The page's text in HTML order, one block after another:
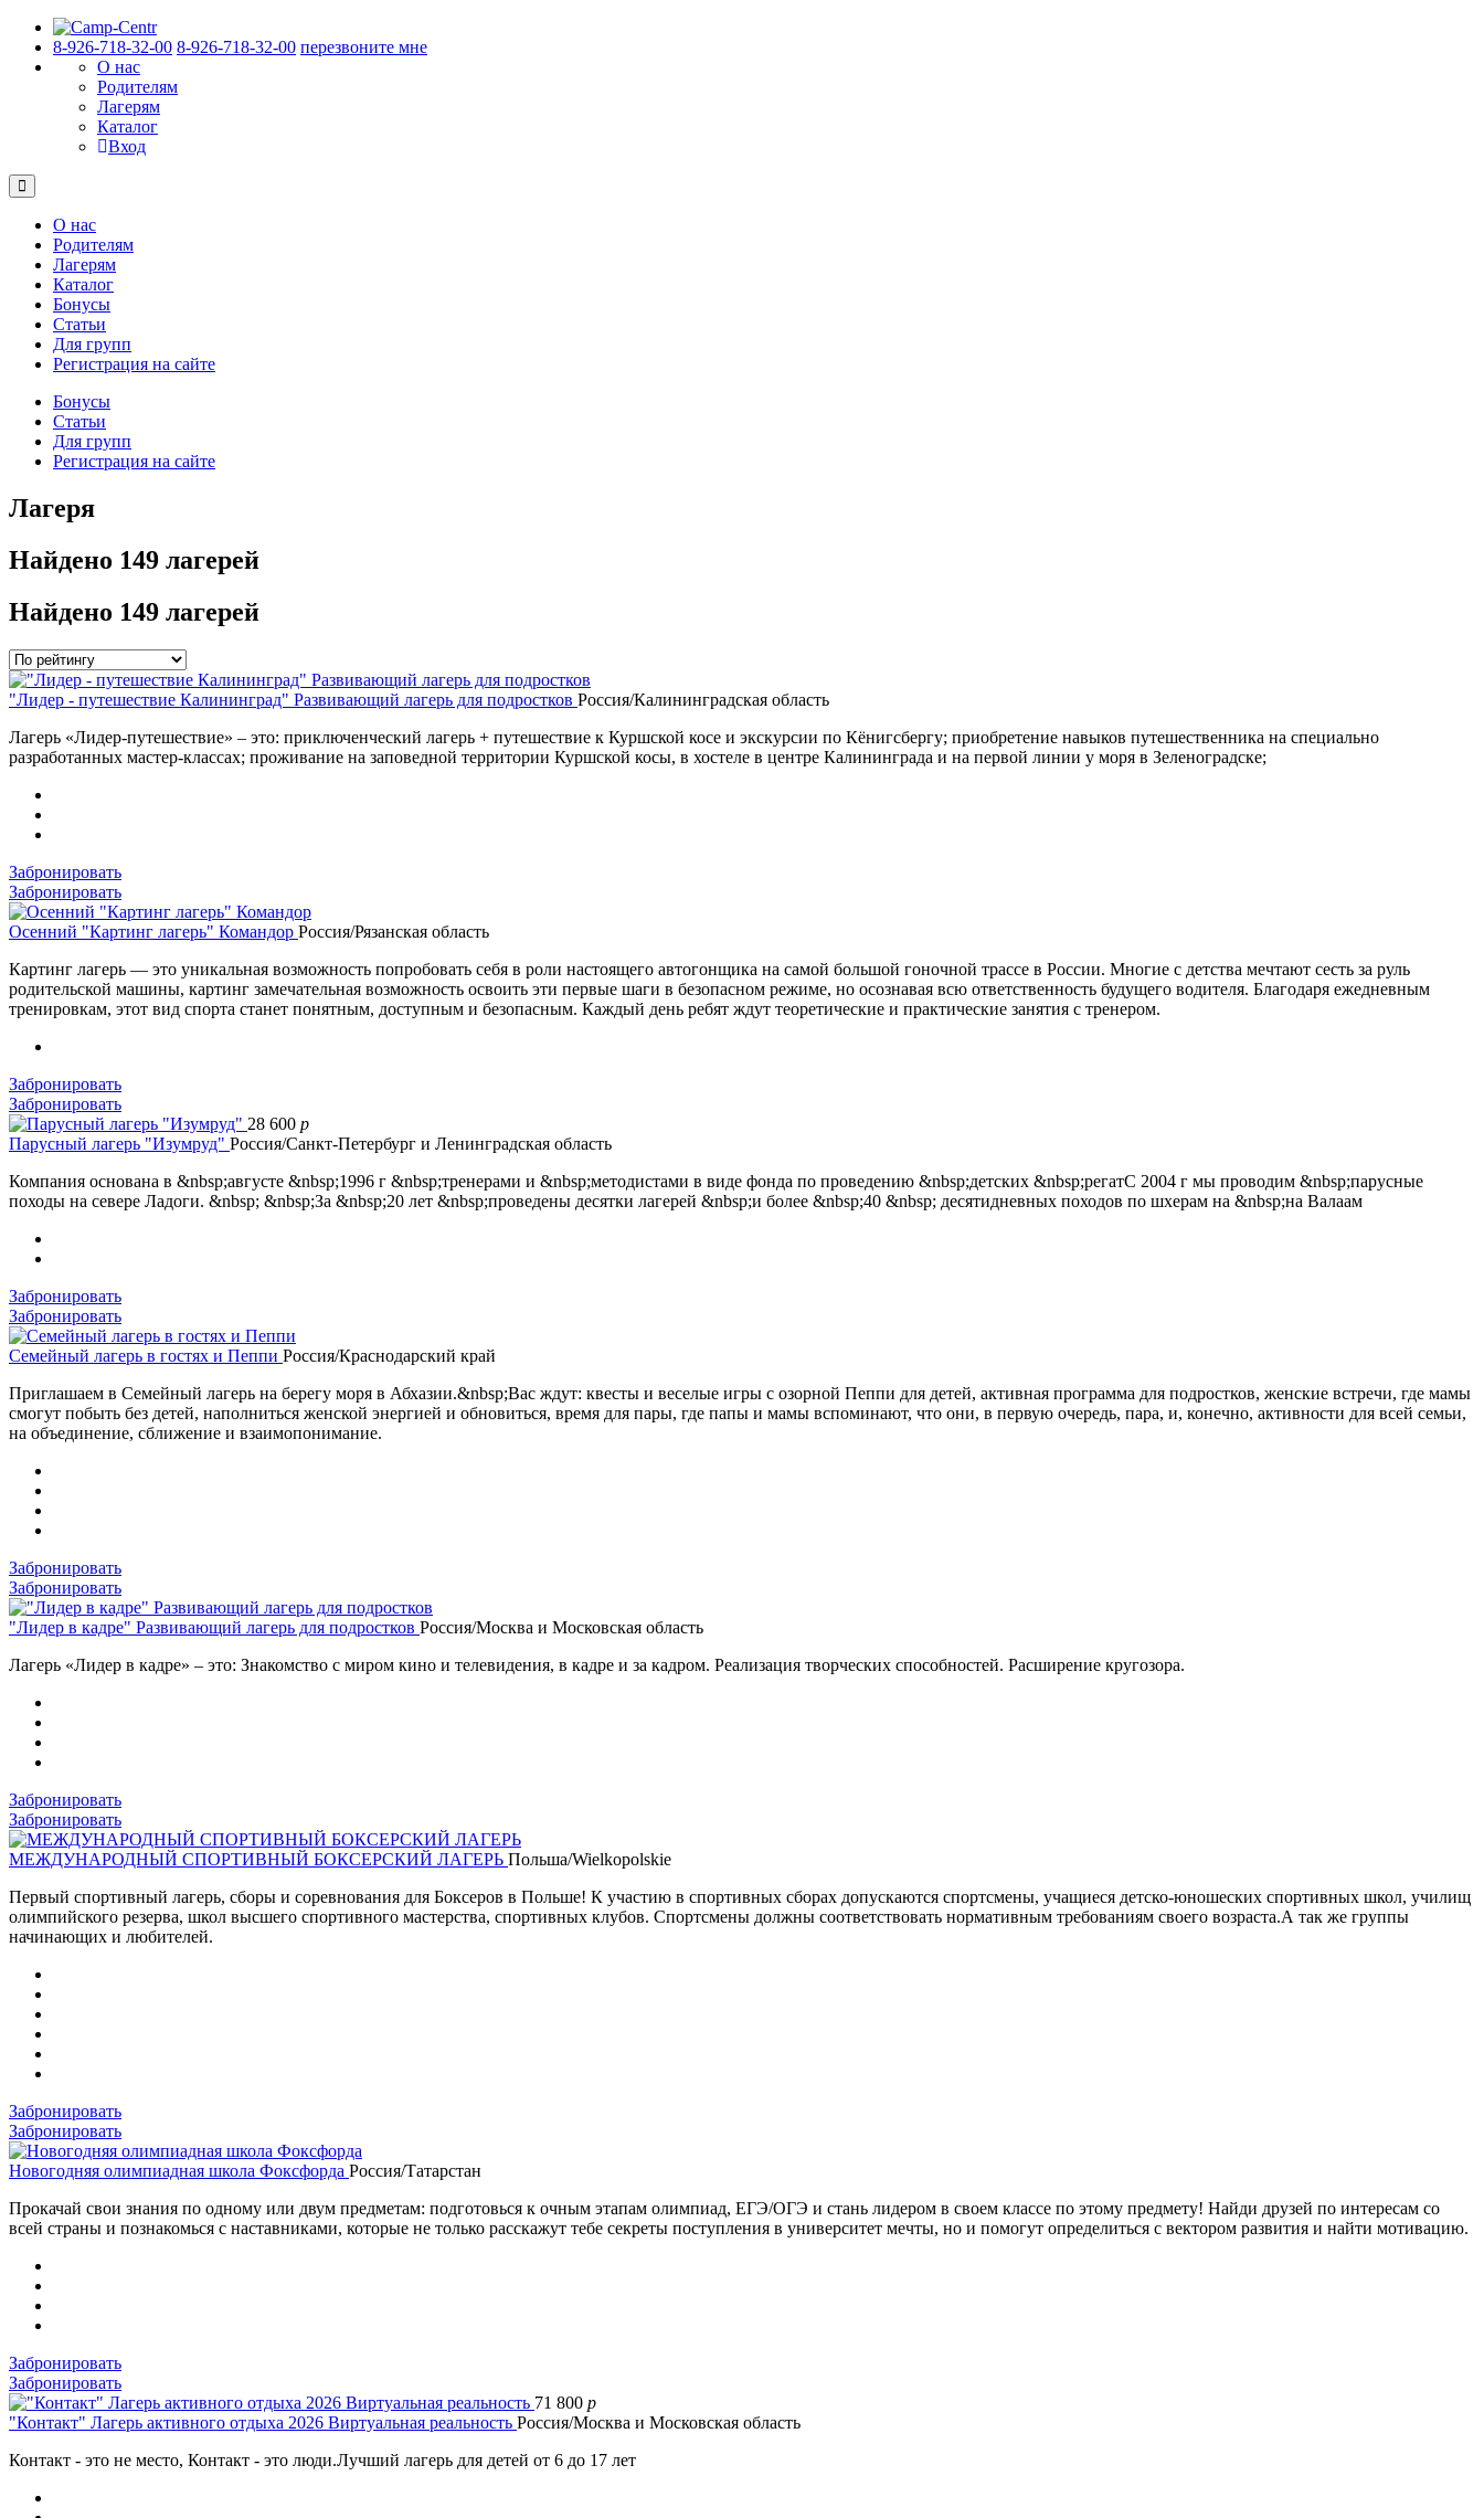
8-926-718-32-00 8-926-718-32-00 перезвоните мне
О нас
Родителям
Лагерям
Каталог
Вход
О нас
Родителям
Лагерям
Каталог
Бонусы
Статьи
Для групп
Регистрация на сайте
Бонусы
Статьи
Для групп
Регистрация на сайте
Лагеря
Найдено 149 лагерей
Найдено 149 лагерей
"Лидер - путешествие Калининград" Развивающий лагерь для подростков Россия/Калининградская область
Лагерь «Лидер-путешествие» – это: приключенческий лагерь + путешествие к Куршской косе и экскурсии по Кёнигсбергу; приобретение навыков путешественника на специально
разработанных мастер-классах; проживание на заповедной территории Куршской косы, в хостеле в центре Калининграда и на первой линии у моря в Зеленоградске;
Забронировать
Забронировать
Осенний "Картинг лагерь" Командор Россия/Рязанская область
Картинг лагерь — это уникальная возможность попробовать себя в роли настоящего автогонщика на самой большой гоночной трассе в России. Многие с детства мечтают сесть за руль
родительской машины, картинг замечательная возможность освоить эти первые шаги в безопасном режиме, но осознавая всю ответственность будущего водителя. Благодаря ежедневным
тренировкам, этот вид спорта станет понятным, доступным и безопасным. Каждый день ребят ждут теоретические и практические занятия с тренером.
Забронировать
Забронировать
28 600 p
Парусный лагерь "Изумруд" Россия/Санкт-Петербург и Ленинградская область
Компания основана в &nbsp;августе &nbsp;1996 г &nbsp;тренерами и &nbsp;методистами в виде фонда по проведению &nbsp;детских &nbsp;регатС 2004 г мы проводим &nbsp;парусные
походы на севере Ладоги. &nbsp; &nbsp;За &nbsp;20 лет &nbsp;проведены десятки лагерей &nbsp;и более &nbsp;40 &nbsp; десятидневных походов по шхерам на &nbsp;на Валаам
Забронировать
Забронировать
Семейный лагерь в гостях и Пеппи Россия/Краснодарский край
Приглашаем в Семейный лагерь на берегу моря в Абхазии.&nbsp;Вас ждут: квесты и веселые игры с озорной Пеппи для детей, активная программа для подростков, женские встречи, где мамы
смогут побыть без детей, наполниться женской энергией и обновиться, время для пары, где папы и мамы вспоминают, что они, в первую очередь, пара, и, конечно, активности для всей семьи,
на объединение, сближение и взаимопонимание.
Забронировать
Забронировать
"Лидер в кадре" Развивающий лагерь для подростков Россия/Москва и Московская область
Лагерь «Лидер в кадре» – это: Знакомство с миром кино и телевидения, в кадре и за кадром. Реализация творческих способностей. Расширение кругозора.
Забронировать
Забронировать
МЕЖДУНАРОДНЫЙ СПОРТИВНЫЙ БОКСЕРСКИЙ ЛАГЕРЬ Польша/Wielkopolskie
Первый спортивный лагерь, сборы и соревнования для Боксеров в Польше! К участию в спортивных сборах допускаются спортсмены, учащиеся детско-юношеских спортивных школ, училищ
олимпийского резерва, школ высшего спортивного мастерства, спортивных клубов. Спортсмены должны соответствовать нормативным требованиям своего возраста.А так же группы
начинающих и любителей.
Забронировать
Забронировать
Новогодняя олимпиадная школа Фоксфорда Россия/Татарстан
Прокачай свои знания по одному или двум предметам: подготовься к очным этапам олимпиад, ЕГЭ/ОГЭ и стань лидером в своем классе по этому предмету! Найди друзей по интересам со
всей страны и познакомься с наставниками, которые не только расскажут тебе секреты поступления в университет мечты, но и помогут определиться с вектором развития и найти мотивацию.
Забронировать
Забронировать
71 800 p
"Контакт" Лагерь активного отдыха 2026 Виртуальная реальность Россия/Москва и Московская область
Контакт - это не место, Контакт - это люди.Лучший лагерь для детей от 6 до 17 лет